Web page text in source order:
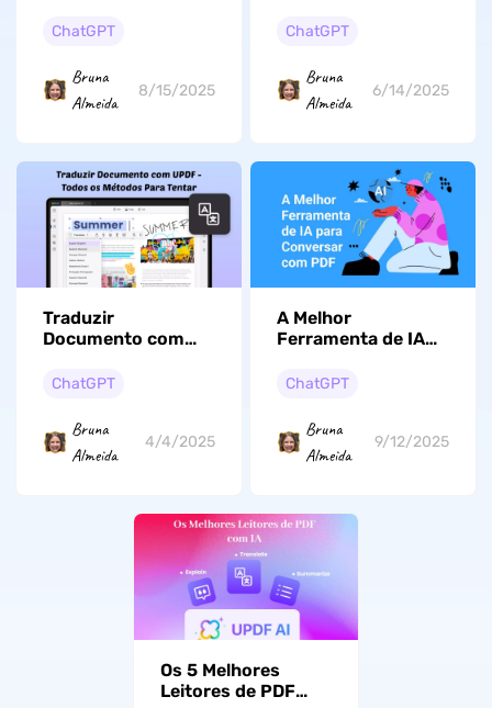
Seu Canal
ChatGPT
Bruna
Almeida
8/15/2025
Classificação etc.
ChatGPT
Bruna
Almeida
6/14/2025
Traduzir
Documento com
Métodos Para
ChatGPT
Bruna
Almeida
4/4/2025
A Melhor
Ferramenta de IA
com PDF que torna
Interativos e Fáceis
de Ler
ChatGPT
Bruna
Almeida
9/12/2025
Os 5 Melhores
Leitores de PDF